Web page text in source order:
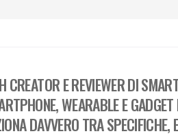
E REVIEWER DI
WEARABLE E GADGET
DAVVERO TRA SPECIFICHE,